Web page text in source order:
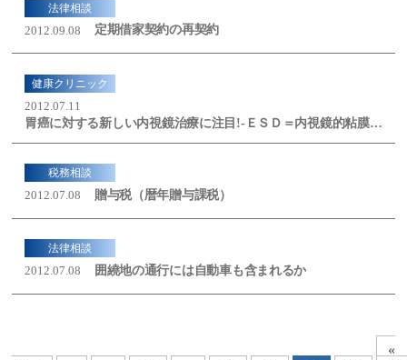
法律相談
2012.09.08 定期借家契約の再契約
健康クリニック
2012.07.11
胃癌に対する新しい内視鏡治療に注目!-ＥＳＤ＝内視鏡的粘膜下層剥離術-
税務相談
2012.07.08 贈与税（暦年贈与課税）
法律相談
2012.07.08 囲繞地の通行には自動車も含まれるか
«